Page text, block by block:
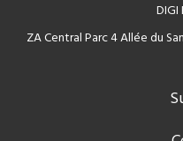
DIGI
ZA Central Parc 4 Allée du